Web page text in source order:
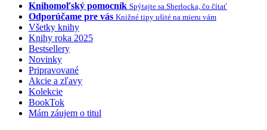
Knihomoľský pomocník Spýtajte sa Sherlocka, čo čítať
Odporúčame pre vás Knižné tipy ušité na mieru vám
Všetky knihy
Knihy roka 2025
Bestsellery
Novinky
Pripravované
Akcie a zľavy
Kolekcie
BookTok
Mám záujem o titul